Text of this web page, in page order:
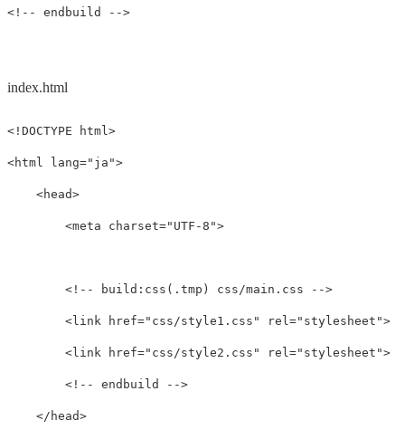
<!-- endbuild -->
index.html
<!DOCTYPE html>
<html lang="ja">
<head>
<meta charset="UTF-8">
<!-- build:css(.tmp) css/main.css -->
<link href="css/style1.css" rel="stylesheet">
<link href="css/style2.css" rel="stylesheet">
<!-- endbuild -->
</head>